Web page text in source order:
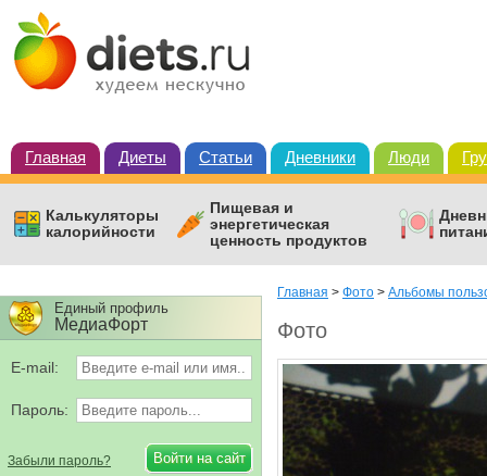
Главная Диеты Статьи Дневники Люди
Калькуляторы
калорийности
Пищевая и
энергетическая
ценность продуктов
Главная > Фото > Альбомы
Фото
Единый профиль
МедиаФорт
E-mail:
Пароль:
Забыли пароль?